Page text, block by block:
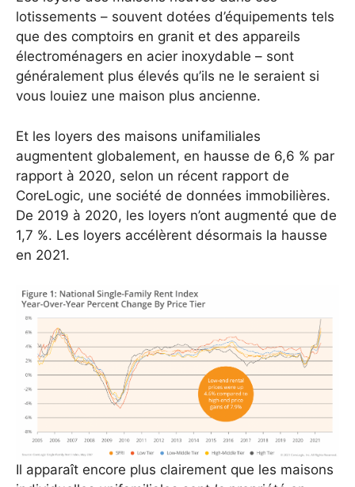
lotissements – souvent dotées d’équipements tels
que des comptoirs en granit et des appareils
électroménagers en acier inoxydable – sont
généralement plus élevés qu’ils ne le seraient si
vous louiez une maison plus ancienne.
Et les loyers des maisons unifamiliales
augmentent globalement, en hausse de 6,6 % par
rapport à 2020, selon un récent rapport de
CoreLogic, une société de données immobilières.
De 2019 à 2020, les loyers n’ont augmenté que de
1,7 %. Les loyers accélèrent désormais la hausse
en 2021.
Il apparaît encore plus clairement que les maisons